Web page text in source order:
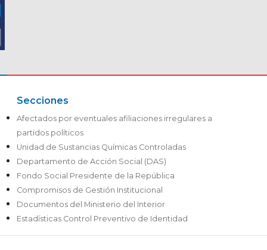
Secciones
Afectados por eventuales afiliaciones irregulares a
partidos políticos
Unidad de Sustancias Químicas Controladas
Departamento de Acción Social (DAS)
Fondo Social Presidente de la República
Compromisos de Gestión Institucional
Documentos del Ministerio del Interior
Estadísticas Control Preventivo de Identidad